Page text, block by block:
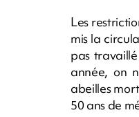
Les
mis la
pas
année, on
abeilles
50 ans de